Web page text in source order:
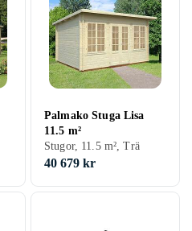
Palmako Stuga Lisa
11.5 m²
Stugor, 11.5 m², Trä
40 679 kr